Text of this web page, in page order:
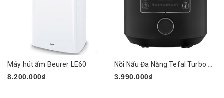
Máy hút ẩm Beurer LE60
8.200.000₫
3.990.000₫